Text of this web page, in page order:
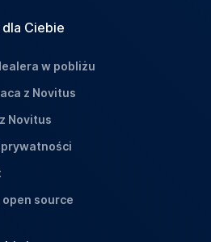
Ciebie
w pobliżu
z Novitus
Novitus
source